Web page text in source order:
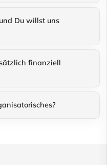
Du willst uns
finanziell